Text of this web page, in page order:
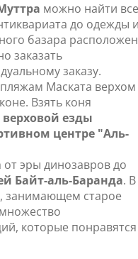
можно найти все
до одежды
базара расположен
заказать
заказу.
Маската верхом
Взять коня
езды
центре "Аль-
эры динозавров до
Байт-аль-Баранда. В
занимающем старое
которые понравятся